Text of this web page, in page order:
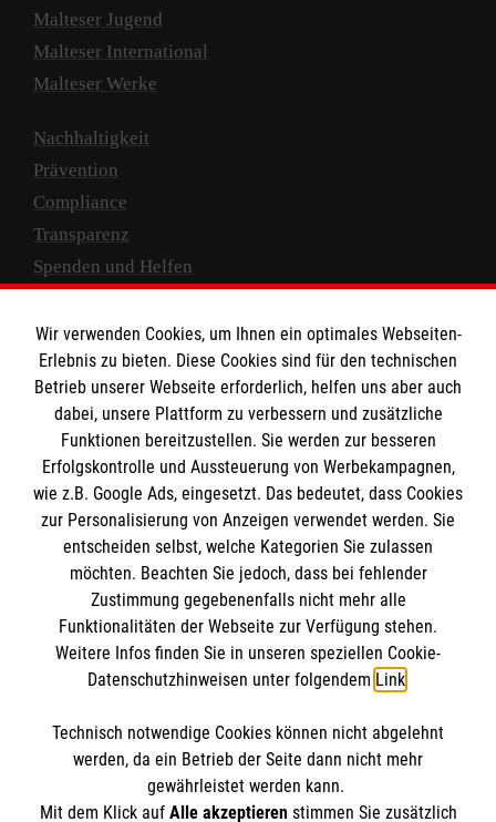
Malteser Jugend
Malteser International
Malteser Werke
Nachhaltigkeit
Prävention
Compliance
Transparenz
Spenden und Helfen
Empfänger: Malteser Hilfsdienst e.V.
IBAN: DE10 3706 0120 1201 2000 12
BIC: GENODED 1PA7
Newsletter abonnieren
Cookies verwalten|AGB|Impressum|Datenschutz
Barrierefreiheit |Kontakt| Sharepoint|Mediathek
Wir verwenden Cookies, um Ihnen ein optimales Webseiten-
Erlebnis zu bieten. Diese Cookies sind für den technischen
Betrieb unserer Webseite erforderlich, helfen uns aber auch
dabei, unsere Plattform zu verbessern und zusätzliche
Funktionen bereitzustellen. Sie werden zur besseren
Erfolgskontrolle und Aussteuerung von Werbekampagnen,
wie z.B. Google Ads, eingesetzt. Das bedeutet, dass Cookies
zur Personalisierung von Anzeigen verwendet werden. Sie
entscheiden selbst, welche Kategorien Sie zulassen
möchten. Beachten Sie jedoch, dass bei fehlender
Zustimmung gegebenenfalls nicht mehr alle
Funktionalitäten der Webseite zur Verfügung stehen.
Weitere Infos finden Sie in unseren speziellen Cookie-
Datenschutzhinweisen unter folgendem Link.
Technisch notwendige Cookies können nicht abgelehnt
werden, da ein Betrieb der Seite dann nicht mehr
gewährleistet werden kann.
Mit dem Klick auf Alle akzeptierenstimmen Sie zusätzlich